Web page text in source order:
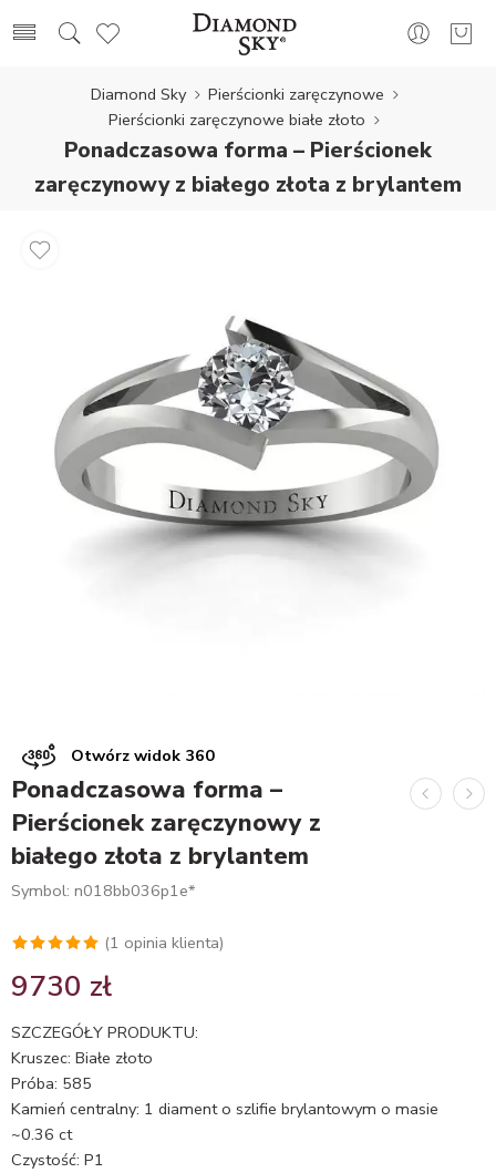
Diamond Sky
Pierścionki zaręczynowe
Pierścionki zaręczynowe białe złoto
Ponadczasowa forma – Pierścionek
zaręczynowy z białego złota z brylantem
Otwórz widok 360
Ponadczasowa forma –
Pierścionek zaręczynowy z
białego złota z brylantem
Symbol: n018bb036p1e*
5.00 na 5
oceny
(1 opinia klienta)
9730 zł
SZCZEGÓŁY PRODUKTU:
Kruszec: Białe złoto
Próba: 585
Kamień centralny: 1 diament o szlifie brylantowym o masie
~0.36 ct
Czystość: P1